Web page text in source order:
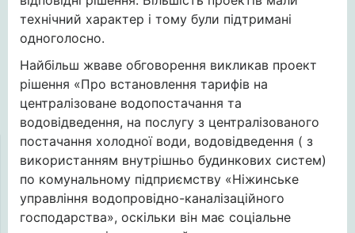
технічний характер і тому були підтримані
одноголосно.
Найбільш жваве обговорення викликав проект
рішення «Про встановлення тарифів на
централізоване водопостачання та
водовідведення, на послугу з централізованого
постачання холодної води, водовідведення ( з
використанням внутрішньо будинкових систем)
по комунальному підприємству «Ніжинське
управління водопровідно-каналізаційного
господарства», оскільки він має соціальне